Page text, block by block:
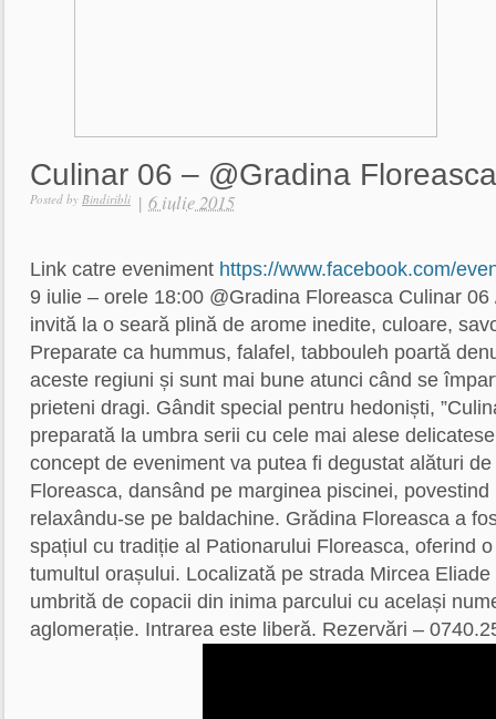
Culinar 06 – @Gradina Floreasca
Posted by Bindiribli | 6 iulie 2015
Link catre eveniment https://www.facebook.com/
9 iulie – orele 18:00 @Gradina Floreasca Culinar
invită la o seară plină de arome inedite, culoare,
Preparate ca hummus, falafel, tabbouleh poartă
aceste regiuni și sunt mai bune atunci când se
prieteni dragi. Gândit special pentru hedoniști,
preparată la umbra serii cu cele mai alese
concept de eveniment va putea fi degustat alături
Floreasca, dansând pe marginea piscinei, povestind
relaxându-se pe baldachine. Grădina Floreasca a
spațiul cu tradiție al Pationarului Floreasca, oferind
tumultul orașului. Localizată pe strada Mircea
umbrită de copacii din inima parcului cu același
aglomerație. Intrarea este liberă. Rezervări –